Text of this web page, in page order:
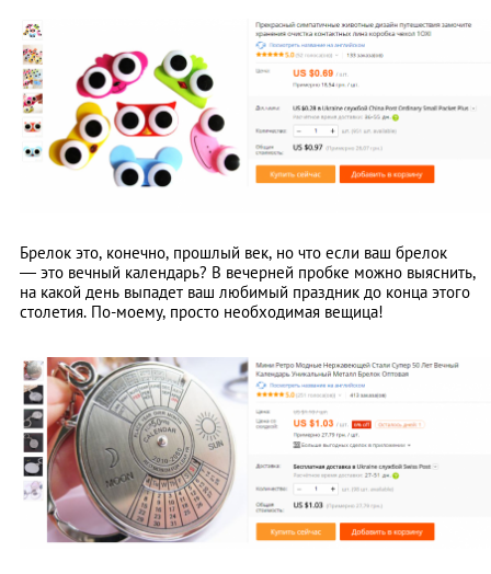
Брелок это, конечно, прошлый век, но что если ваш брелок
— это вечный календарь? В вечерней пробке можно выяснить,
на какой день выпадет ваш любимый праздник до конца этого
столетия. По-моему, просто необходимая вещица!